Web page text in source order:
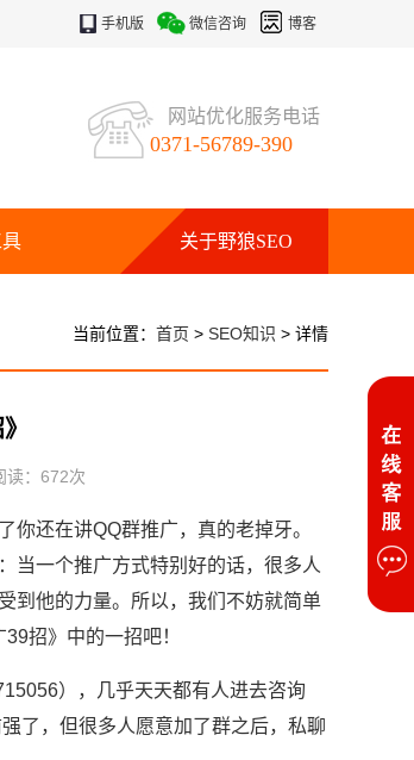
手机版 微信咨询 博客
网站优化服务电话
0371-56789-390
关于野狼SEO
当前位置： 首页 > SEO知识 > 详情
： 672次
还在讲QQ群推广，真的老掉牙。
当一个推广方式特别好的话，很多人
到他的力量。所以，我们不妨就简单
招》中的一招吧！
），几乎天天都有人进去咨询
了，但很多人愿意加了群之后，私聊